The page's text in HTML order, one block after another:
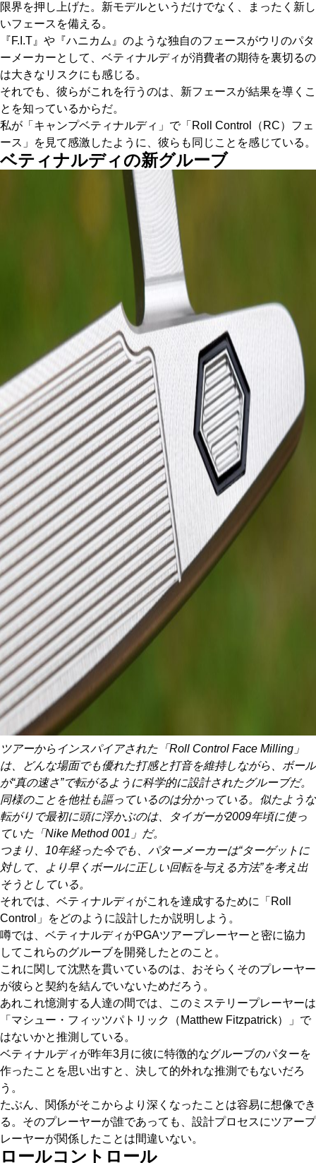
限界を押し上げた。新モデルというだけでなく、まったく新し
いフェースを備える。
『F.I.T』や『ハニカム』のような独自のフェースがウリのパタ
ーメーカーとして、ベティナルディが消費者の期待を裏切るの
は大きなリスクにも感じる。
それでも、彼らがこれを行うのは、新フェースが結果を導くこ
とを知っているからだ。
私が「キャンプベティナルディ」で「Roll Control（RC）フェ
ース」を見て感激したように、彼らも同じことを感じている。
ベティナルディの新グルーブ
ツアーからインスパイアされた「Roll Control Face Milling」
は、どんな場面でも優れた打感と打音を維持しながら、ボール
が“真の速さ”で転がるように科学的に設計されたグルーブだ。
同様のことを他社も謳っているのは分かっている。似たような
転がりで最初に頭に浮かぶのは、タイガーが2009年頃に使っ
ていた「Nike Method 001」だ。
つまり、10年経った今でも、パターメーカーは“ターゲットに
対して、より早くボールに正しい回転を与える方法”を考え出
そうとしている。
それでは、ベティナルディがこれを達成するために「Roll
Control」をどのように設計したか説明しよう。
噂では、ベティナルディがPGAツアープレーヤーと密に協力
してこれらのグルーブを開発したとのこと。
これに関して沈黙を貫いているのは、おそらくそのプレーヤー
が彼らと契約を結んでいないためだろう。
あれこれ憶測する人達の間では、このミステリープレーヤーは
「マシュー・フィッツパトリック（Matthew Fitzpatrick）」で
はないかと推測している。
ベティナルディが昨年3月に彼に特徴的なグルーブのパターを
作ったことを思い出すと、決して的外れな推測でもないだろ
う。
たぶん、関係がそこからより深くなったことは容易に想像でき
る。そのプレーヤーが誰であっても、設計プロセスにツアープ
レーヤーが関係したことは間違いない。
ロールコントロール